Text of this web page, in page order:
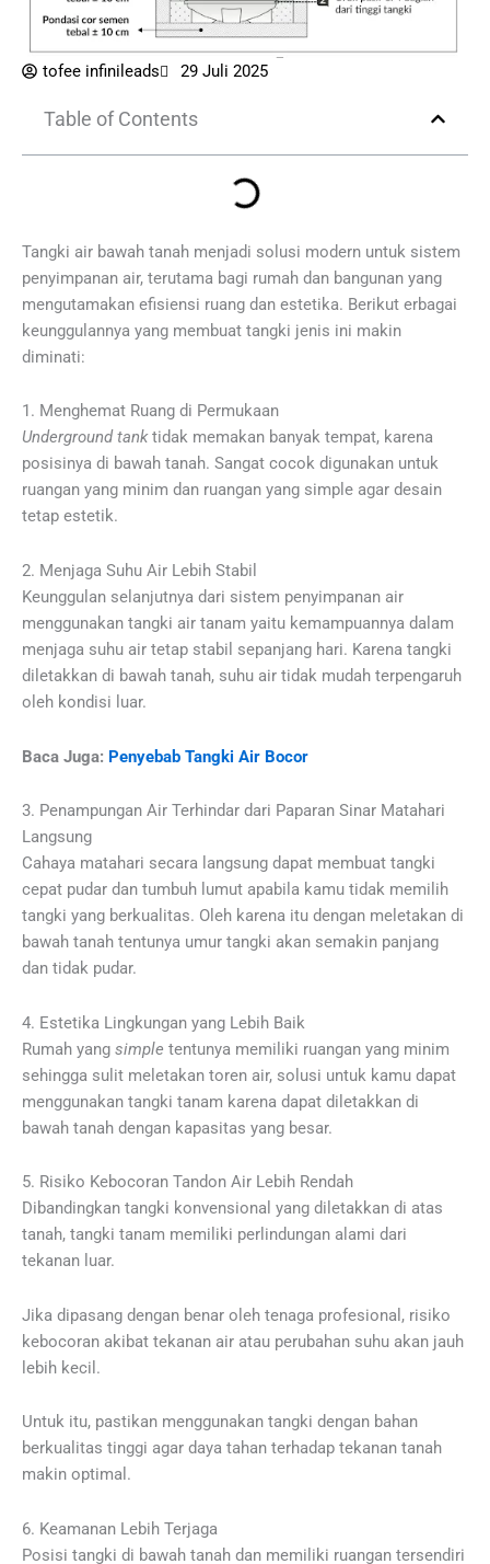
tofee infinileads 29 Juli 2025
Table of Contents
Tangki air bawah tanah menjadi solusi modern untuk sistem
penyimpanan air, terutama bagi rumah dan bangunan yang
mengutamakan efisiensi ruang dan estetika. Berikut erbagai
keunggulannya yang membuat tangki jenis ini makin
diminati:
1. Menghemat Ruang di Permukaan
Underground tanktidak memakan banyak tempat, karena
posisinya di bawah tanah. Sangat cocok digunakan untuk
ruangan yang minim dan ruangan yang simple agar desain
tetap estetik.
2. Menjaga Suhu Air Lebih Stabil
Keunggulan selanjutnya dari sistem penyimpanan air
menggunakan tangki air tanam yaitu kemampuannya dalam
menjaga suhu air tetap stabil sepanjang hari. Karena tangki
diletakkan di bawah tanah, suhu air tidak mudah terpengaruh
oleh kondisi luar.
Baca Juga: Penyebab Tangki Air Bocor
3. Penampungan Air Terhindar dari Paparan Sinar Matahari
Langsung
Cahaya matahari secara langsung dapat membuat tangki
cepat pudar dan tumbuh lumut apabila kamu tidak memilih
tangki yang berkualitas. Oleh karena itu dengan meletakan di
bawah tanah tentunya umur tangki akan semakin panjang
dan tidak pudar.
4. Estetika Lingkungan yang Lebih Baik
Rumah yang simple tentunya memiliki ruangan yang minim
sehingga sulit meletakan toren air, solusi untuk kamu dapat
menggunakan tangki tanam karena dapat diletakkan di
bawah tanah dengan kapasitas yang besar.
5. Risiko Kebocoran Tandon Air Lebih Rendah
Dibandingkan tangki konvensional yang diletakkan di atas
tanah, tangki tanam memiliki perlindungan alami dari
tekanan luar.
Jika dipasang dengan benar oleh tenaga profesional, risiko
kebocoran akibat tekanan air atau perubahan suhu akan jauh
lebih kecil.
Untuk itu, pastikan menggunakan tangki dengan bahan
berkualitas tinggi agar daya tahan terhadap tekanan tanah
makin optimal.
6. Keamanan Lebih Terjaga
Posisi tangki di bawah tanah dan memiliki ruangan tersendiri